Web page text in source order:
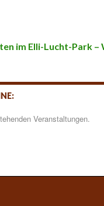
im Elli-Lucht-Park –
Veranstaltungen.